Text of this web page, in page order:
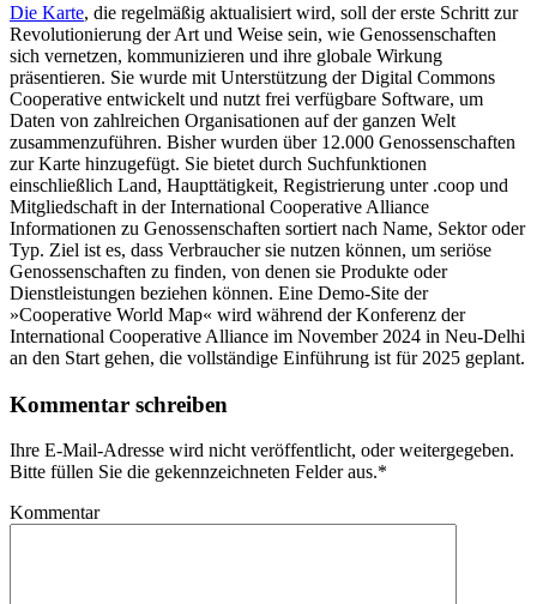
Die Karte, die regelmäßig aktualisiert wird, soll der erste Schritt zur
Revolutionierung der Art und Weise sein, wie Genossenschaften
sich vernetzen, kommunizieren und ihre globale Wirkung
präsentieren. Sie wurde mit Unterstützung der Digital Commons
Cooperative entwickelt und nutzt frei verfügbare Software, um
Daten von zahlreichen Organisationen auf der ganzen Welt
zusammenzuführen. Bisher wurden über 12.000 Genossenschaften
zur Karte hinzugefügt. Sie bietet durch Suchfunktionen
einschließlich Land, Haupttätigkeit, Registrierung unter .coop und
Mitgliedschaft in der International Cooperative Alliance
Informationen zu Genossenschaften sortiert nach Name, Sektor oder
Typ. Ziel ist es, dass Verbraucher sie nutzen können, um seriöse
Genossenschaften zu finden, von denen sie Produkte oder
Dienstleistungen beziehen können. Eine Demo-Site der
»Cooperative World Map« wird während der Konferenz der
International Cooperative Alliance im November 2024 in Neu-Delhi
an den Start gehen, die vollständige Einführung ist für 2025 geplant.
Kommentar schreiben
Ihre E-Mail-Adresse wird nicht veröffentlicht, oder weitergegeben.
Bitte füllen Sie die gekennzeichneten Felder aus.*
Kommentar